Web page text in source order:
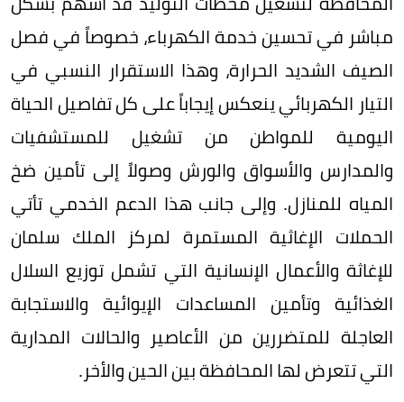
مباشر في تحسين خدمة الكهرباء، خصوصاً في فصل
الصيف الشديد الحرارة، وهذا الاستقرار النسبي في
التيار الكهربائي ينعكس إيجاباً على كل تفاصيل الحياة
اليومية للمواطن من تشغيل للمستشفيات
والمدارس والأسواق والورش وصولاً إلى تأمين ضخ
المياه للمنازل. وإلى جانب هذا الدعم الخدمي تأتي
الحملات الإغاثية المستمرة لمركز الملك سلمان
للإغاثة والأعمال الإنسانية التي تشمل توزيع السلال
الغذائية وتأمين المساعدات الإيوائية والاستجابة
العاجلة للمتضررين من الأعاصير والحالات المدارية
التي تتعرض لها المحافظة بين الحين والأخر.